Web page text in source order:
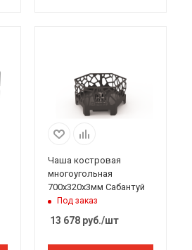
Чаша костровая
многоугольная
700х320х3мм Сабантуй
Под заказ
13 678руб./шт